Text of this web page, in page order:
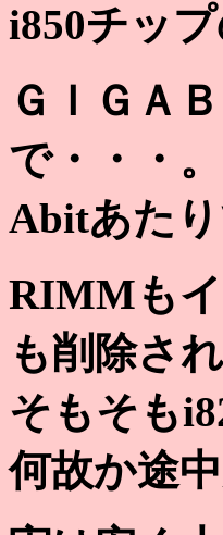
i850チッ
ＧＩＧＡ
で・・・。
Abitあた
RIMMも
も削除さ
そもそも
何故か途